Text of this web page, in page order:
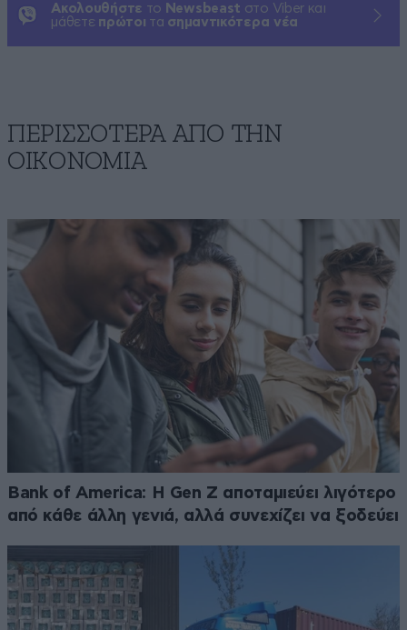
Ακολουθήστε το Newsbeast στο Viber και
μάθετε πρώτοι τα σημαντικότερα νέα
ΠΕΡΙΣΣΟΤΕΡΑ ΑΠΟ ΤΗΝ
ΟΙΚΟΝΟΜΙΑ
Bank of America: Η Gen Z αποταμιεύει λιγότερο
από κάθε άλλη γενιά, αλλά συνεχίζει να ξοδεύει